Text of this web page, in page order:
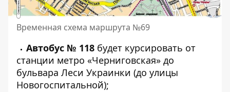
Временная схема маршрута №69
Автобус № 118 будет курсировать от
станции метро «Черниговская» до
бульвара Леси Украинки (до улицы
Новогоспитальной);